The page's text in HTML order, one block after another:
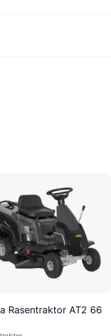
Preise
Rasentraktor AT2 66